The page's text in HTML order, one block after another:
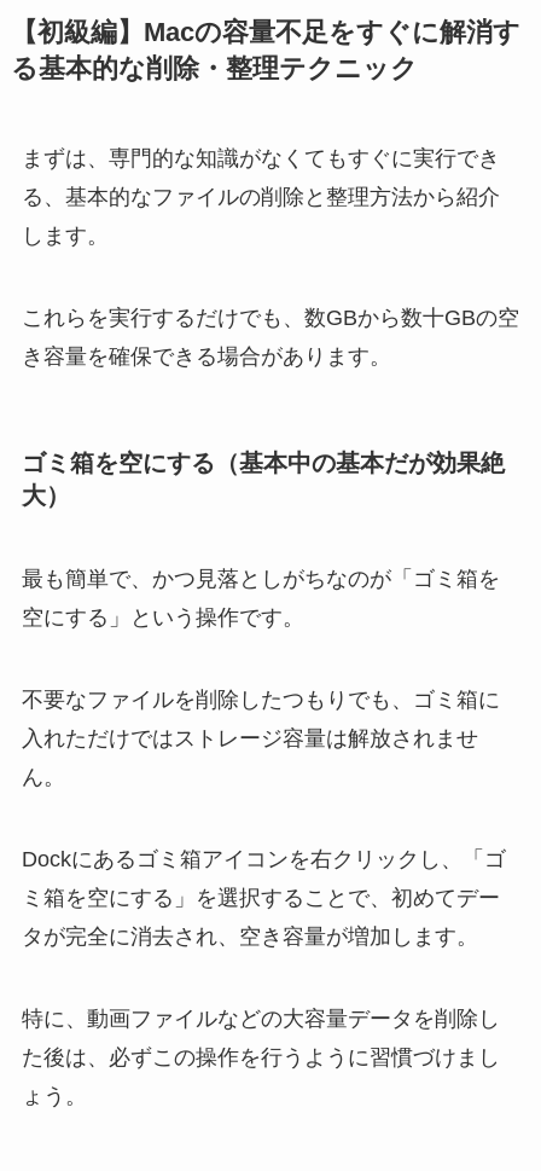
【初級編】Macの容量不足をすぐに解消す
る基本的な削除・整理テクニック
まずは、専門的な知識がなくてもすぐに実行でき
る、基本的なファイルの削除と整理方法から紹介
します。
これらを実行するだけでも、数GBから数十GBの空
き容量を確保できる場合があります。
ゴミ箱を空にする（基本中の基本だが効果絶
大）
最も簡単で、かつ見落としがちなのが「ゴミ箱を
空にする」という操作です。
不要なファイルを削除したつもりでも、ゴミ箱に
入れただけではストレージ容量は解放されませ
ん。
Dockにあるゴミ箱アイコンを右クリックし、「ゴ
ミ箱を空にする」を選択することで、初めてデー
タが完全に消去され、空き容量が増加します。
特に、動画ファイルなどの大容量データを削除し
た後は、必ずこの操作を行うように習慣づけまし
ょう。